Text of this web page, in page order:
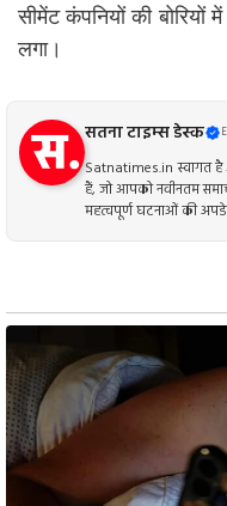
सीमेंट कंपनियों की बोरियों
लगा।
सतना टाइम्स डेस्क
Satnatimes.in स्वागत है
हैं, जो आपको नवीनतम
महत्वपूर्ण घटनाओं की